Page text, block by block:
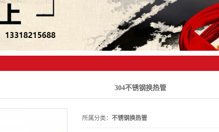
304不锈钢换热管
所属分类： 不锈钢换热管